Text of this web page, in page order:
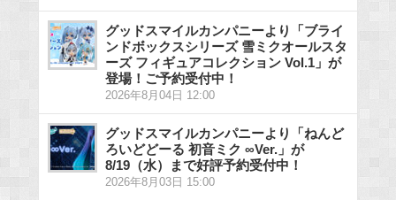
グッドスマイルカンパニーより「ブライ
ンドボックスシリーズ 雪ミクオールスタ
ーズ フィギュアコレクション Vol.1」が
登場！ご予約受付中！
2026年8月04日 12:00
グッドスマイルカンパニーより「ねんど
ろいどどーる 初音ミク ∞Ver.」が
8/19（水）まで好評予約受付中！
2026年8月03日 15:00